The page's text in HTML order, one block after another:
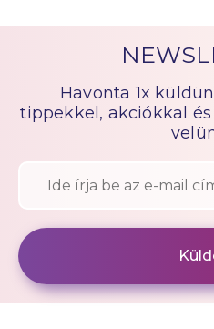
Havonta 1x
tippekkel, akciókkal